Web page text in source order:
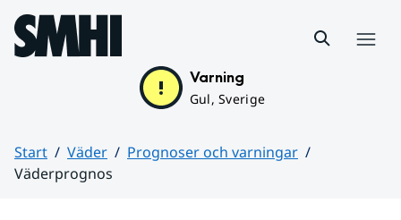
Hoppa till sidans innehåll
Varning
Gul, Sverige
Start Väder
Prognoser och varningar
Väderprognos